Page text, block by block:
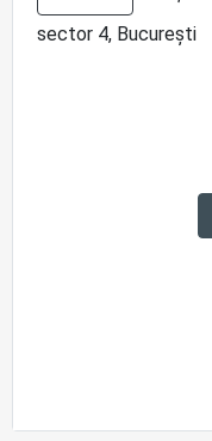
sector 4, București